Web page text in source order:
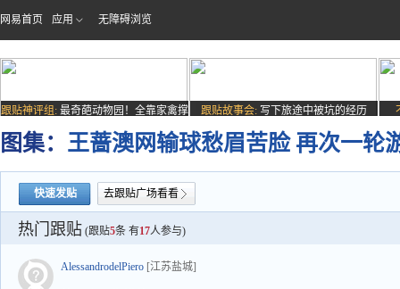
网易首页 应用 无障碍浏览
跟贴神评组: 最奇葩动物园！全靠家禽撑
场子
跟贴故事会: 写下旅途中被坑的经历
图集： 王蔷澳网输球愁眉苦脸 再次一轮
快速发贴 去跟贴广场看看
热门跟贴 (跟贴5条 有17人参与)
AlessandrodelPiero [江苏盐城]